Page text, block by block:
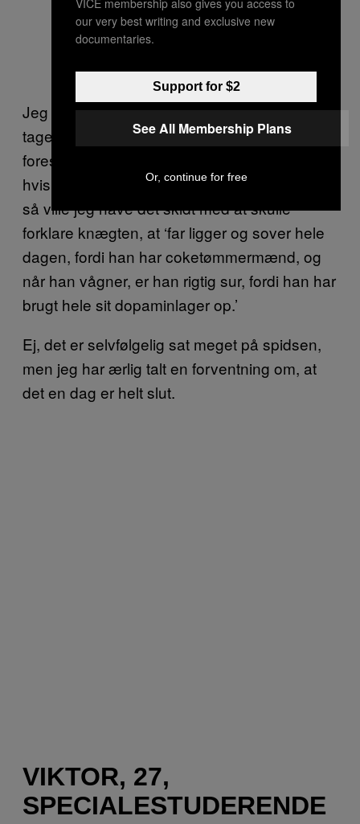
Jeg går da ud fra, at han holder op med at
tage stoffer en dag. Ellers kan jeg ikke
forestille mig, at vi er sammen om 10 år, for
hvis vi nogensinde skal have børn sammen,
så ville jeg have det skidt med at skulle
forklare knægten, at ‘far ligger og sover hele
dagen, fordi han har coketømmermænd, og
når han vågner, er han rigtig sur, fordi han har
brugt hele sit dopaminlager op.’
Ej, det er selvfølgelig sat meget på spidsen,
men jeg har ærlig talt en forventning om, at
det en dag er helt slut.
VIKTOR, 27,
SPECIALESTUDERENDE
our very best writing and exclusive new
documentaries.
Support for $2
See All Membership Plans
Or, continue for free